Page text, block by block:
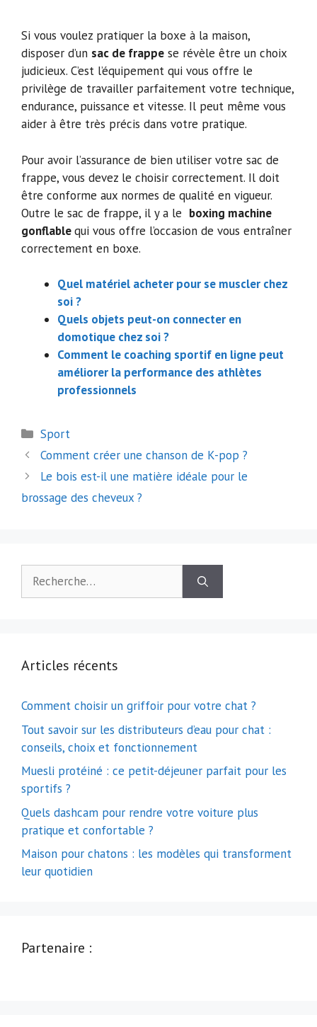
Si vous voulez pratiquer la boxe à la maison,
disposer d’un sac de frappe se révèle être un choix
judicieux. C’est l’équipement qui vous offre le
privilège de travailler parfaitement votre technique,
endurance, puissance et vitesse. Il peut même vous
aider à être très précis dans votre pratique.
Pour avoir l’assurance de bien utiliser votre sac de
frappe, vous devez le choisir correctement. Il doit
être conforme aux normes de qualité en vigueur.
Outre le sac de frappe, il y a le boxing machine
gonflablequi vous offre l’occasion de vous entraîner
correctement en boxe.
Quel matériel acheter pour se muscler chez
soi ?
Quels objets peut-on connecter en
domotique chez soi ?
Comment le coaching sportif en ligne peut
améliorer la performance des athlètes
professionnels
Catégories
Sport
Navigation
des
Comment créer une chanson de K-pop ?
Le bois est-il une matière idéale pour le
brossage des cheveux ?
Articles récents
Comment choisir un griffoir pour votre chat ?
Tout savoir sur les distributeurs d’eau pour chat :
conseils, choix et fonctionnement
Muesli protéiné : ce petit-déjeuner parfait pour les
sportifs ?
Quels dashcam pour rendre votre voiture plus
pratique et confortable ?
Maison pour chatons : les modèles qui transforment
leur quotidien
Partenaire :